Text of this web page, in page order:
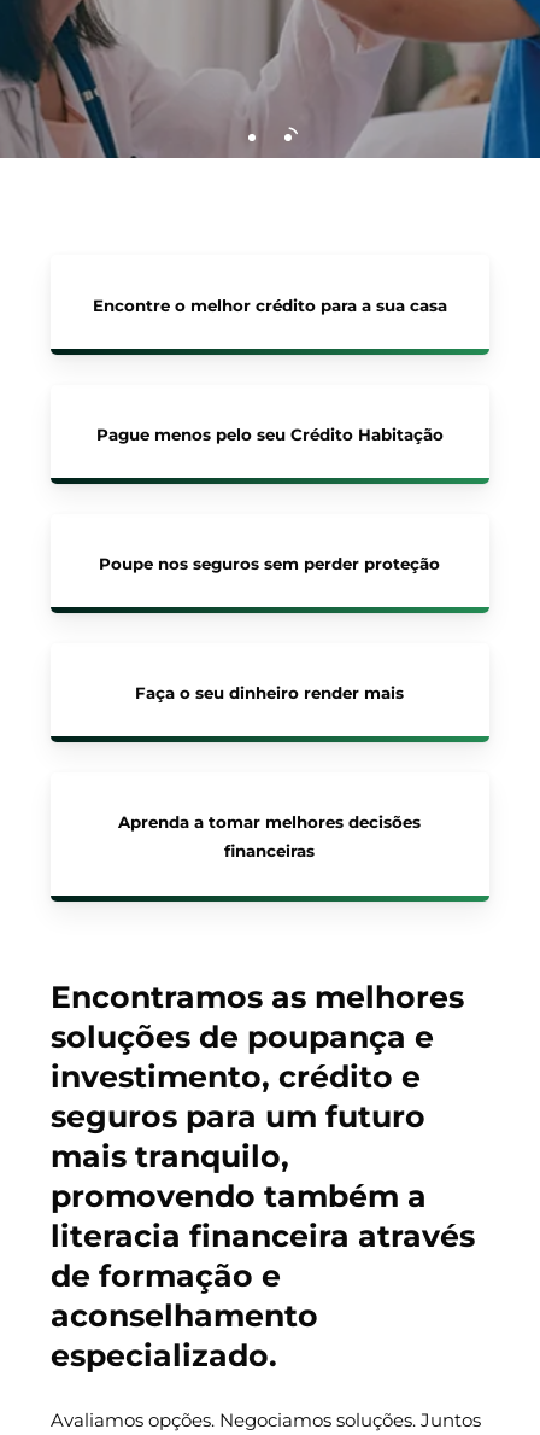
Encontre o melhor crédito para a sua casa
Pague menos pelo seu Crédito Habitação
Poupe nos seguros sem perder proteção
Faça o seu dinheiro render mais
Aprenda a tomar melhores decisões
financeiras
Encontramos as melhores
soluções de poupança e
investimento, crédito e
seguros para um futuro
mais tranquilo,
promovendo também a
literacia financeira através
de formação e
aconselhamento
especializado.
Avaliamos opções. Negociamos soluções. Juntos